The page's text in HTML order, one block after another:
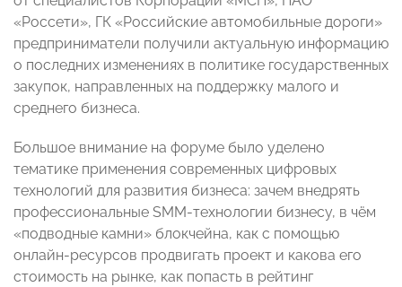
«Россети», ГК «Российские автомобильные дороги»
предприниматели получили актуальную информацию
о последних изменениях в политике государственных
закупок, направленных на поддержку малого и
среднего бизнеса.
Большое внимание на форуме было уделено
тематике применения современных цифровых
технологий для развития бизнеса: зачем внедрять
профессиональные SMM-технологии бизнесу, в чём
«подводные камни» блокчейна, как с помощью
онлайн-ресурсов продвигать проект и какова его
стоимость на рынке, как попасть в рейтинг